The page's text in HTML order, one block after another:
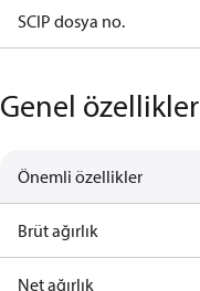
SCIP dosya no.
Genel özellikler
Önemli özellikler
Brüt ağırlık
Net ağırlık